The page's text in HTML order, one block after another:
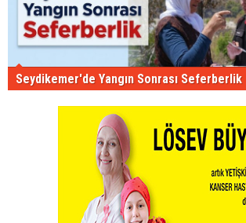
Seydikemer'de Yangın Sonrası Seferberlik